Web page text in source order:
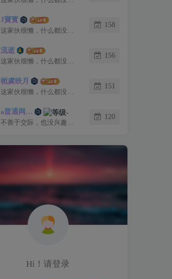
J寶寳
这家伙很懒，什么都没有写...
158
流逝
这家伙很懒，什么都没有写...
156
栀虞映月
这家伙很懒，什么都没有写...
151
ﻩ普通网友♡
不善于交际，也没兴趣认识你。
120
Hi！请登录